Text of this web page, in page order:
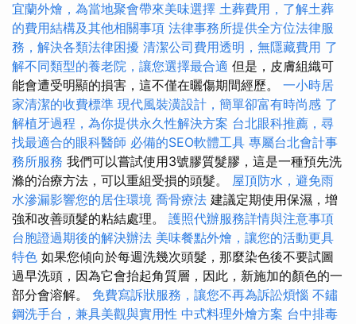
宜蘭外燴，為當地聚會帶來美味選擇 土葬費用，了解土葬
的費用結構及其他相關事項 法律事務所提供全方位法律服
務，解決各類法律困擾 清潔公司費用透明，無隱藏費用 了
解不同類型的養老院，讓您選擇最合適 但是，皮膚組織可
能會遭受明顯的損害，這不僅在曬傷期間經歷。 一小時居
家清潔的收費標準 現代風裝潢設計，簡單卻富有時尚感 了
解植牙過程，為你提供永久性解決方案 台北眼科推薦，尋
找最適合的眼科醫師 必備的SEO軟體工具 專屬台北會計事
務所服務 我們可以嘗試使用3號膠質髮膠，這是一種預先洗
滌的治療方法，可以重組受損的頭髮。 屋頂防水，避免雨
水滲漏影響您的居住環境 喬骨療法 建議定期使用保濕，增
強和改善頭髮的粘結處理。 護照代辦服務詳情與注意事項
台胞證過期後的解決辦法 美味餐點外燴，讓您的活動更具
特色 如果您傾向於每週洗幾次頭髮，那麼染色後不要試圖
過早洗頭，因為它會抬起角質層，因此，新施加的顏色的一
部分會溶解。 免費寫訴狀服務，讓您不再為訴訟煩惱 不鏽
鋼洗手台，兼具美觀與實用性 中式料理外燴方案 台中排毒